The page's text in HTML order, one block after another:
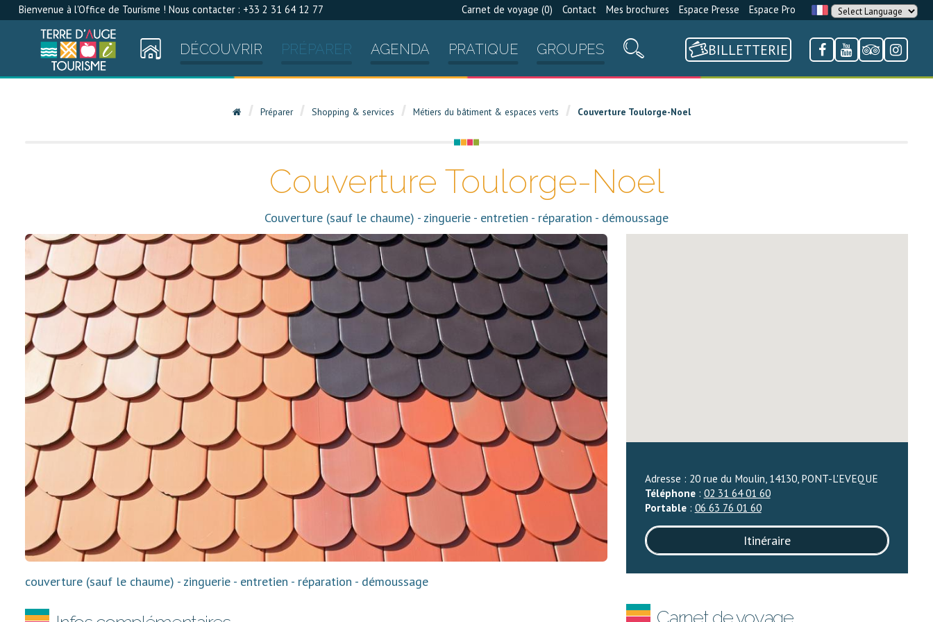
Bienvenue à l'Office de Tourisme ! Nous contacter : +33 2 31 64 12 77 Carnet de voyage (0) Contact Mes brochures Espace Presse Espace Pro
DÉCOUVRIR PRÉPARER AGENDA PRATIQUE GROUPES BILLETTERIE
Préparer Shopping & services Métiers du bâtiment & espaces verts Couverture Toulorge-Noel
Couverture Toulorge-Noel
Couverture (sauf le chaume) - zinguerie - entretien - réparation - démoussage
couverture (sauf le chaume) - zinguerie - entretien - réparation - démoussage
Adresse : 20 rue du Moulin, 14130, PONT-L'EVEQUE
Téléphone: 02 31 64 01 60
Portable: 06 63 76 01 60
Itinéraire
Carnet de voyage